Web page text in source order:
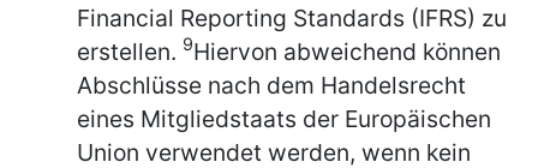
Financial Reporting Standards (IFRS) zu
erstellen. 9Hiervon abweichend können
Abschlüsse nach dem Handelsrecht
eines Mitgliedstaats der Europäischen
Union verwendet werden, wenn kein